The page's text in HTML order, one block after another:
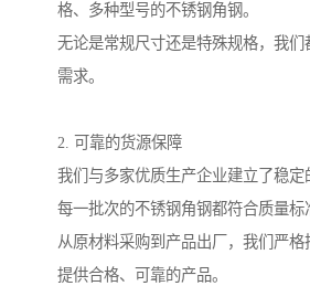
格、多种型号的不锈钢角钢。
无论是常规尺寸还是特殊规格，我们
需求。
2. 可靠的货源保障
我们与多家优质生产企业建立了稳定
每一批次的不锈钢角钢都符合质量标
从原材料采购到产品出厂，我们严格
提供合格、可靠的产品。